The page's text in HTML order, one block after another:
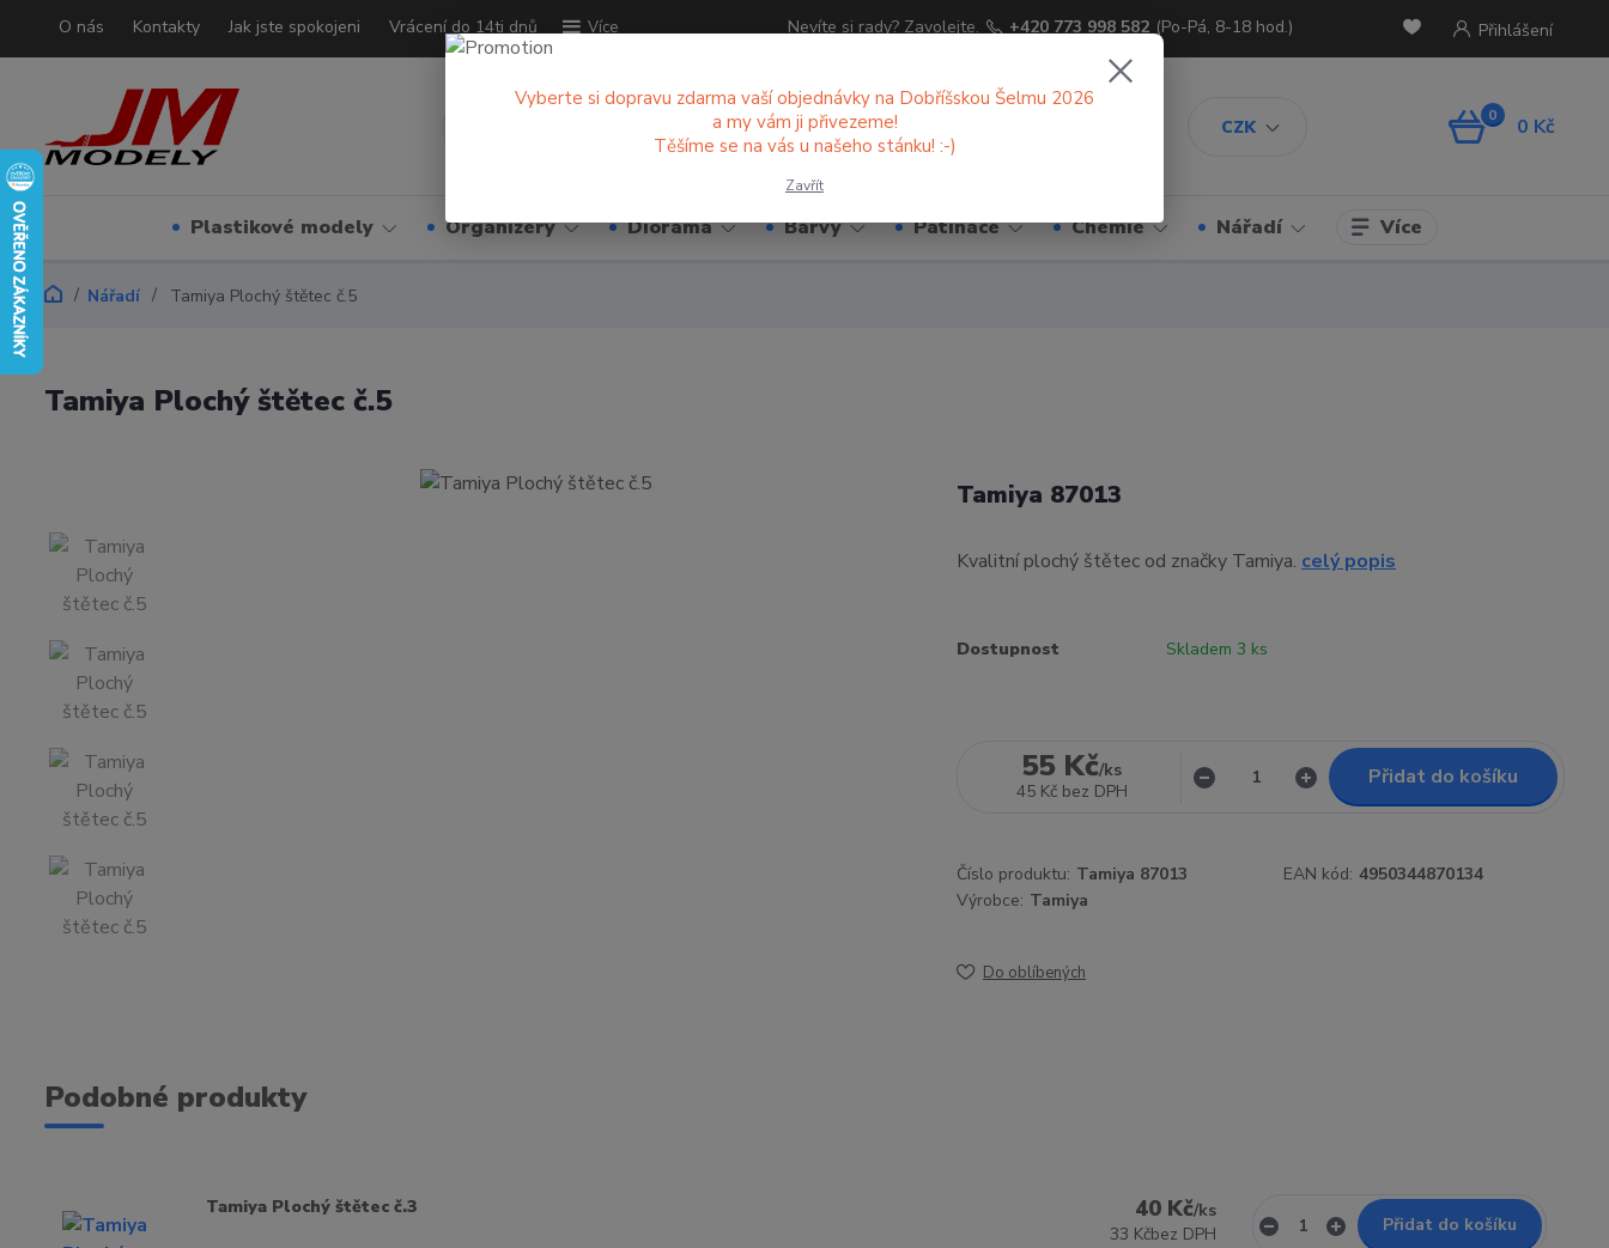
O nás Kontakty Jak jste spokojeni Vrácení do 14ti dnů Více
CZK
Přihlášení
Nevíte si rady? Zavolejte. +420 773 998 582 (Po-Pá, 8-18 hod.)
0 0 Kč
Plastikové modely Organizéry Diorama Barvy Patinace Chemie Nářadí Více
Nářadí Tamiya Plochý štětec č.5
Tamiya Plochý štětec č.5
Tamiya 87013
Kvalitní plochý štětec od značky Tamiya. celý popis
Dostupnost Skladem 3 ks
55 Kč/ks
45 Kč bez DPH
Přidat do košíku
Číslo produktu: Tamiya 87013 EAN kód: 4950344870134
Výrobce: Tamiya
Do oblíbených
Podobné produkty
Tamiya Plochý štětec č.3 40 Kč/ks
33 Kčbez DPH Přidat do košíku
Vyberte si dopravu zdarma vaší objednávky na Dobříšskou Šelmu 2026
a my vám ji přivezeme!
Těšíme se na vás u našeho stánku! :-)
Zavřít